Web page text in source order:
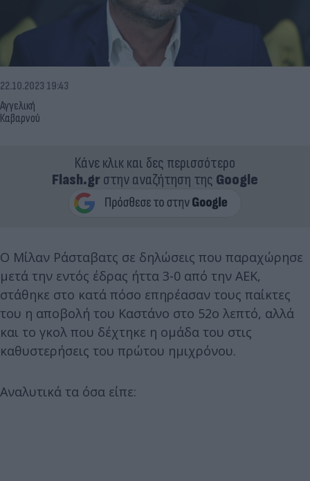
Αγγελική
Καβαρνού
22.10.2023 19:43
Κάνε κλικ και δες περισσότερο
Flash.grστην αναζήτηση της Google
Ο Μίλαν Ράσταβατς σε δηλώσεις που παραχώρησε
μετά την εντός έδρας ήττα 3-0 από την ΑΕΚ,
στάθηκε στο κατά πόσο επηρέασαν τους παίκτες
του η αποβολή του Καστάνο στο 52ο λεπτό, αλλά
και το γκολ που δέχτηκε η ομάδα του στις
καθυστερήσεις του πρώτου ημιχρόνου.
Αναλυτικά τα όσα είπε: